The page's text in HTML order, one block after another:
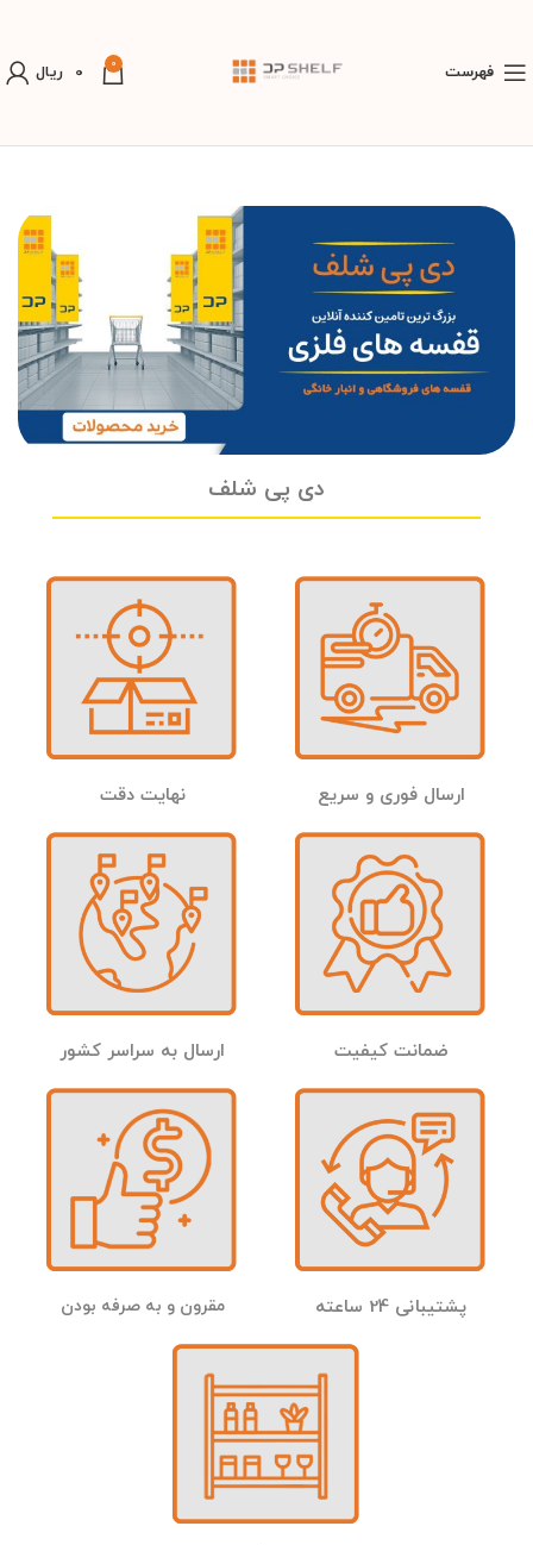
فهرست 0
0 ریال
دی پی شلف
ارسال فوری و سریع نهایت دقت
ضمانت کیفیت ارسال به سراسر کشور
پشتیبانی 24 ساعته مقرون و به صرفه بودن